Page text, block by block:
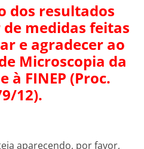
dos resultados
medidas feitas
e agradecer ao
Microscopia da
à FINEP (Proc.
12).
aparecendo, por favor,